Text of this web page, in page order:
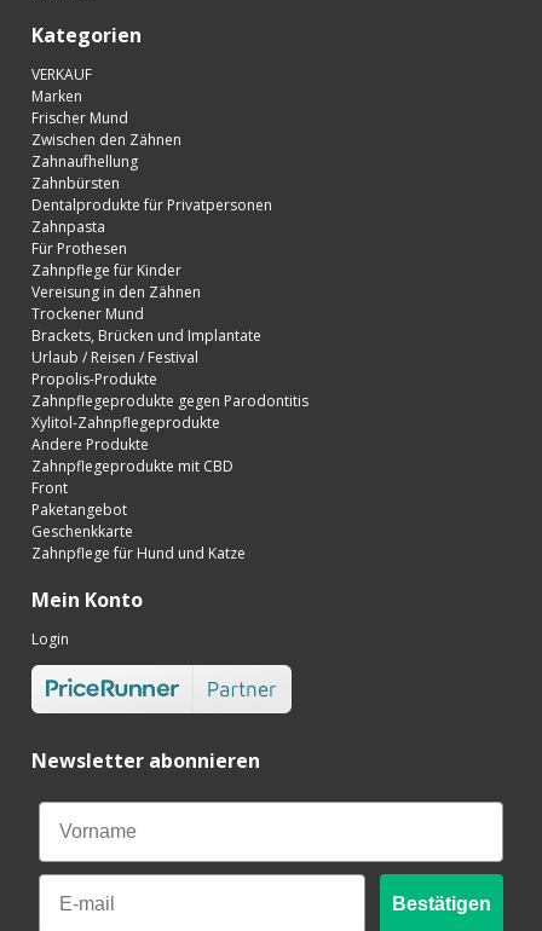
Kategorien
VERKAUF
Marken
Frischer Mund
Zwischen den Zähnen
Zahnaufhellung
Zahnbürsten
Dentalprodukte für Privatpersonen
Zahnpasta
Für Prothesen
Zahnpflege für Kinder
Vereisung in den Zähnen
Trockener Mund
Brackets, Brücken und Implantate
Urlaub / Reisen / Festival
Propolis-Produkte
Zahnpflegeprodukte gegen Parodontitis
Xylitol-Zahnpflegeprodukte
Andere Produkte
Zahnpflegeprodukte mit CBD
Front
Paketangebot
Geschenkkarte
Zahnpflege für Hund und Katze
Mein Konto
Login
Newsletter abonnieren
Email
Bestätigen